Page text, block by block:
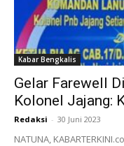
Kabar Bengkalis
Gelar Farewell
Kolonel Jajang:
Redaksi - 30 Juni 2023
NATUNA,